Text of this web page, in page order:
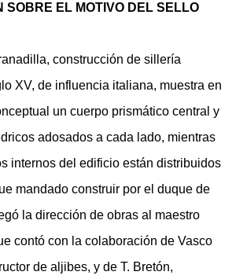
SOBRE EL MOTIVO DEL SELLO
construcción de sillería
XV, de influencia italiana, muestra en
un cuerpo prismático central y
adosados a cada lado, mientras
internos del edificio están distribuidos
mandado construir por el duque de
la dirección de obras al maestro
contó con la colaboración de Vasco
de aljibes, y de T. Bretón,